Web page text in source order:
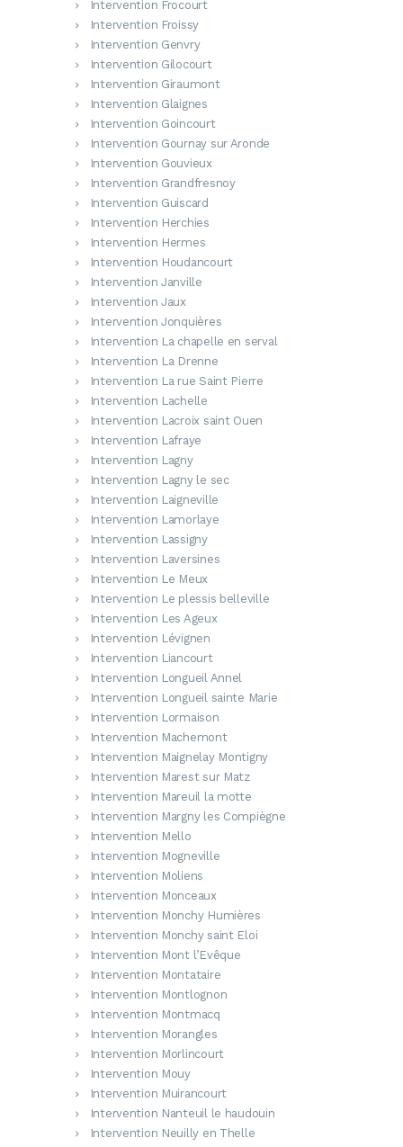
Intervention Frocourt
Intervention Froissy
Intervention Genvry
Intervention Gilocourt
Intervention Giraumont
Intervention Glaignes
Intervention Goincourt
Intervention Gournay sur Aronde
Intervention Gouvieux
Intervention Grandfresnoy
Intervention Guiscard
Intervention Herchies
Intervention Hermes
Intervention Houdancourt
Intervention Janville
Intervention Jaux
Intervention Jonquières
Intervention La chapelle en serval
Intervention La Drenne
Intervention La rue Saint Pierre
Intervention Lachelle
Intervention Lacroix saint Ouen
Intervention Lafraye
Intervention Lagny
Intervention Lagny le sec
Intervention Laigneville
Intervention Lamorlaye
Intervention Lassigny
Intervention Laversines
Intervention Le Meux
Intervention Le plessis belleville
Intervention Les Ageux
Intervention Lévignen
Intervention Liancourt
Intervention Longueil Annel
Intervention Longueil sainte Marie
Intervention Lormaison
Intervention Machemont
Intervention Maignelay Montigny
Intervention Marest sur Matz
Intervention Mareuil la motte
Intervention Margny les Compiègne
Intervention Mello
Intervention Mogneville
Intervention Moliens
Intervention Monceaux
Intervention Monchy Humières
Intervention Monchy saint Eloi
Intervention Mont l’Evêque
Intervention Montataire
Intervention Montlognon
Intervention Montmacq
Intervention Morangles
Intervention Morlincourt
Intervention Mouy
Intervention Muirancourt
Intervention Nanteuil le haudouin
Intervention Neuilly en Thelle